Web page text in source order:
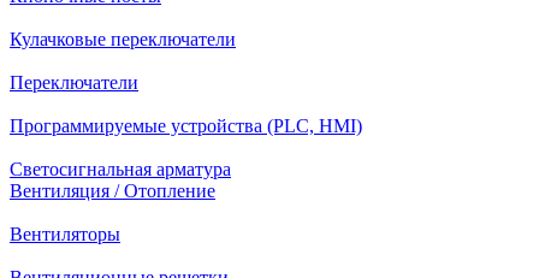
Кулачковые переключатели
Переключатели
Программируемые устройства (PLC, HMI)
Светосигнальная арматура
Вентиляция / Отопление
Вентиляторы